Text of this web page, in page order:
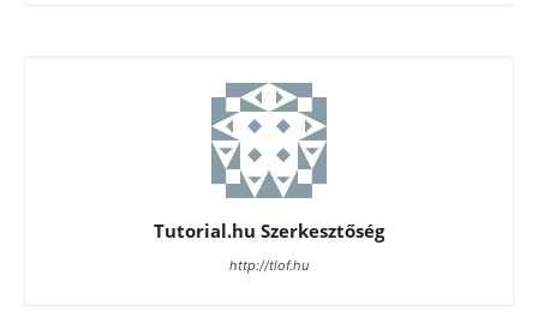
Tutorial.hu Szerkesztőség
http://tlof.hu